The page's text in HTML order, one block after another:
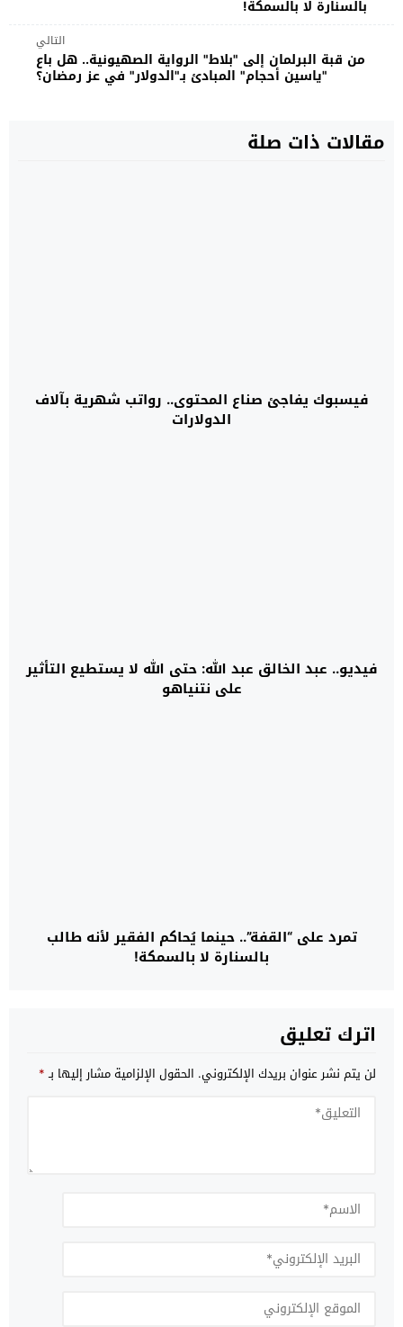
بالسنارة لا بالسمكة!
التالي
من قبة البرلمان إلى "بلاط" الرواية الصهيونية.. هل باع
"ياسين أحجام" المبادئ بـ"الدولار" في عز رمضان؟
مقالات ذات صلة
فيسبوك يفاجئ صناع المحتوى.. رواتب شهرية بآلاف
الدولارات
فيديو.. عبد الخالق عبد الله: حتى الله لا يستطيع التأثير
على نتنياهو
تمرد على “القفة”.. حينما يُحاكم الفقير لأنه طالب
بالسنارة لا بالسمكة!
اترك تعليق
لن يتم نشر عنوان بريدك الإلكتروني. الحقول الإلزامية مشار إليها بـ*